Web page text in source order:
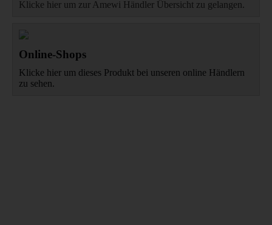
Klicke hier um zur Amewi Händler Übersicht zu gelangen.
Online-Shops
Klicke hier um dieses Produkt bei unseren online Händlern
zu sehen.